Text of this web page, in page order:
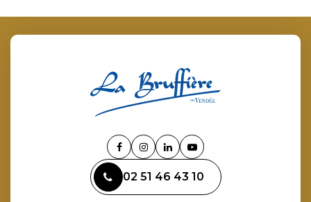
Lien
vers
le
compte
Lien
le
compte
Lien
le
compte
Lien
la
chaîne
02 51 46 43 10